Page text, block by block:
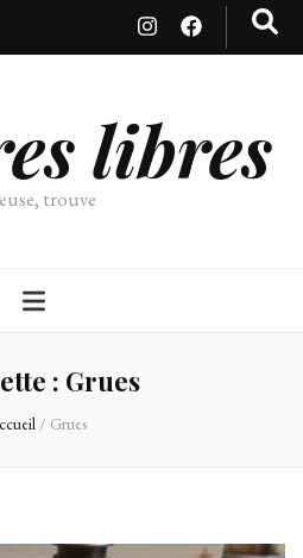
libres
trouve
: Grues
/ Grues